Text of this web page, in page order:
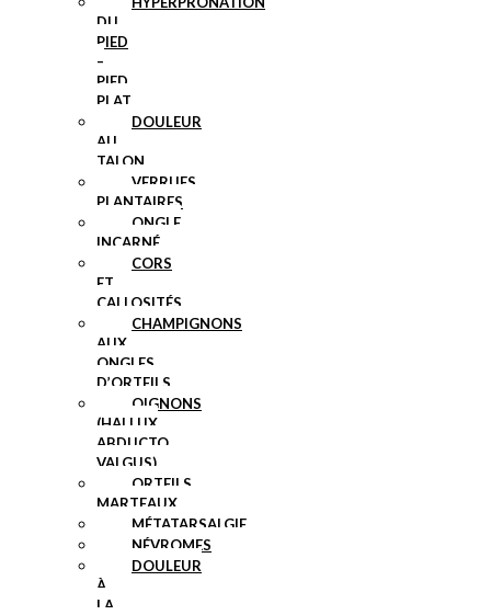
DU
PIED
–
PIED
PLAT
DOULEUR
AU
TALON
VERRUES
PLANTAIRES
ONGLE
INCARNÉ
CORS
ET
CALLOSITÉS
CHAMPIGNONS
AUX
ONGLES
D’ORTEILS
OIGNONS
(HALLUX
ABDUCTO
VALGUS)
ORTEILS
MARTEAUX
MÉTATARSALGIE
NÉVROMES
DOULEUR
À
LA